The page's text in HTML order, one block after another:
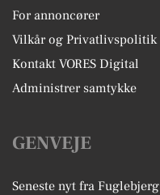
For annoncører
Vilkår og Privatlivspolitik
Kontakt VORES Digital
Administrer samtykke
GENVEJE
Seneste nyt fra Fuglebjerg